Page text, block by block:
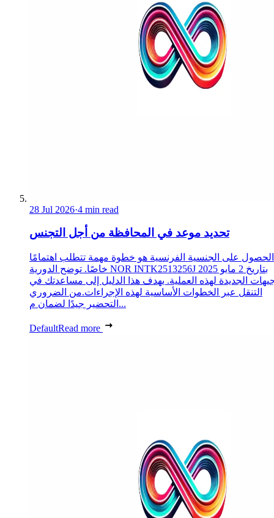
28 Jul 2026·4 min read
تحديد موعد في المحافظة من أجل التجنس
الحصول على الجنسية الفرنسية هو خطوة مهمة تتطلب اهتمامًا
خاصًا. توضح الدورية NOR INTK2513256J بتاريخ 2 مايو 2025
الجديدة لهذه العملية. يهدف هذا الدليل إلى مساعدتك في
التنقل عبر الخطوات الأساسية لهذه الإجراءات.من الضروري
التحضير جيدًا لضمان م...
DefaultRead more